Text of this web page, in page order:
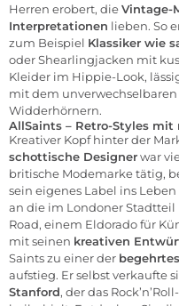
Herren erobert, dieVintage-
Interpretationen lieben. So
zum Beispiel Klassiker wie
oder Shearlingjacken mit
Kleider im Hippie-Look,
mit dem
Widderhörnern.
AllSaints – Retro-Styles mit
Kreativer Kopf hinter der
schottische Designerwar
britische Modemarke tätig,
sein eigenes Label ins
an die im Londoner
Road, einem Eldorado für
mit seinen kreativen
Saints zu einer der
aufstieg. Er selbst verkaufte
Stanford, der das